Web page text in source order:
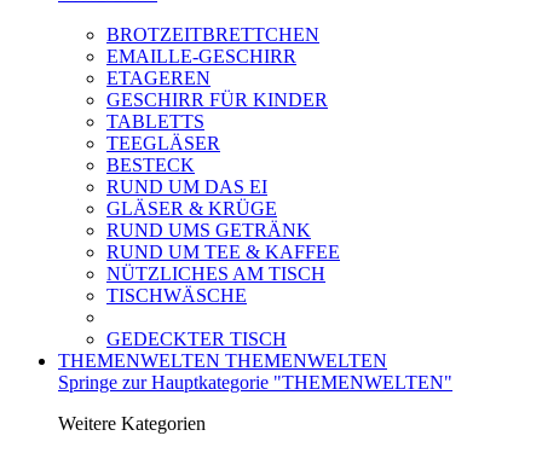
BROTZEITBRETTCHEN
EMAILLE-GESCHIRR
ETAGEREN
GESCHIRR FÜR KINDER
TABLETTS
TEEGLÄSER
BESTECK
RUND UM DAS EI
GLÄSER & KRÜGE
RUND UMS GETRÄNK
RUND UM TEE & KAFFEE
NÜTZLICHES AM TISCH
TISCHWÄSCHE
GEDECKTER TISCH
THEMENWELTEN THEMENWELTEN
Springe zur Hauptkategorie "THEMENWELTEN"
Weitere Kategorien